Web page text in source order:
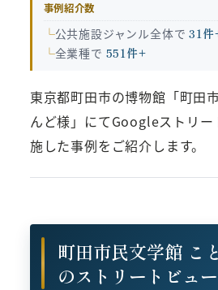
事例紹介数
公共施設ジャンル全体で31件
全業種で 551件+
東京都町田市の博物館「町田
んど様」にてGoogleストリー
施した事例をご紹介します。
町田市民文学館 こ
のストリートビュー